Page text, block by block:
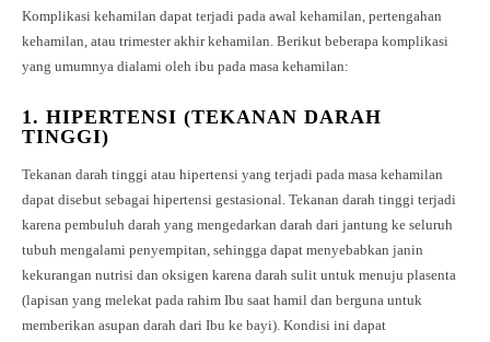
Komplikasi kehamilan dapat terjadi pada awal kehamilan, pertengahan
kehamilan, atau trimester akhir kehamilan. Berikut beberapa komplikasi
yang umumnya dialami oleh ibu pada masa kehamilan:
1. HIPERTENSI (TEKANAN DARAH
TINGGI)
Tekanan darah tinggi atau hipertensi yang terjadi pada masa kehamilan
dapat disebut sebagai hipertensi gestasional. Tekanan darah tinggi terjadi
karena pembuluh darah yang mengedarkan darah dari jantung ke seluruh
tubuh mengalami penyempitan, sehingga dapat menyebabkan janin
kekurangan nutrisi dan oksigen karena darah sulit untuk menuju plasenta
(lapisan yang melekat pada rahim Ibu saat hamil dan berguna untuk
memberikan asupan darah dari Ibu ke bayi). Kondisi ini dapat